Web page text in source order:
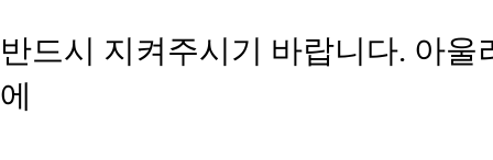
반드시 지켜주시기 바랍니다. 아
에